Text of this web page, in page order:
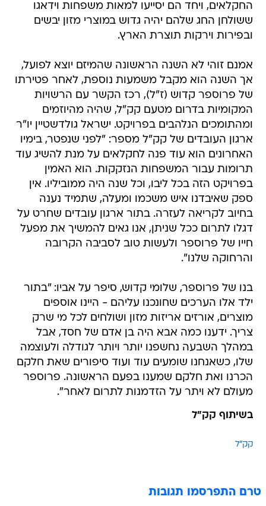
החקלאים, ויחד הם יסייעו למאות משפחות וידאגו
ששולחן החג שלהם יהיה גדוש במוצרי מזון יבשים
ובפירות וירקות תוצרת הארץ.
אמנם זוהי לא השנה הראשונה שהמיזם יוצא לפועל,
אך השנה הוא מקבל משמעות נוספת, לאחר פטירתו
של פרוספר קדוש (ז"ל), רכז הקשר עם הרשויות
המקומיות בדרום מטעם קק"ל, שהיה מהיוזמים
ומהתומכים הנלהבים בפרויקט. ישראל גולדשטיין יו"ר
ארגון העובדים של קק"ל מספר: "לפני שנפטר, בימיו
האחרונים הוא עוד פנה לחקלאים על מנת להשיג עוד
תרומות עבור המשפחות הנזקקות. הוא האמין
בפרויקט הזה בכל ליבו, וכל שנה היה ממוביליו. אין
ספק שאיבדנו איש משכמו ומעלה, שתמיד נענה
בחיוב לקריאה לעזרה. בתור ארגון עובדים שחרט על
דגלו לתרום ככל שניתן, אנו גאים להמשיך את מפעל
חייו של פרוספר ולעשות טוב לסביבה הקרובה
והרחוקה שלנו".
בנו של פרוספר, שלומי קדוש, סיפר על אביו: "בתור
ילד אלו הערכים שחונכנו עליהם - היינו אוספים
מוצרים, אורזים אריזות מזון ושולחים לכל מי שרק
צריך. ידענו כמה אבא היה בן אדם של חסד, אבל
במהלך השבעה נחשפנו יותר ויותר לגודלה ולעוצמה
שלו, כשאנחנו שומעים עוד ועוד סיפורים שאת חלקם
הכרנו ואת חלקם שמענו בפעם הראשונה. פרוספר
מעולם לא ויתר על הזדמנות לתרום לאחר".
בשיתוף קק"ל
קק"ל
טרם התפרסמו תגובות